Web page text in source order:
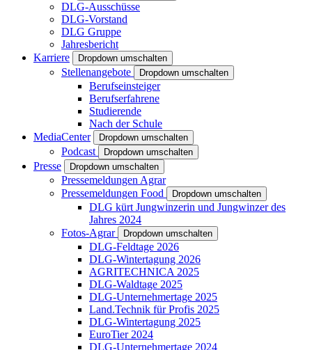
DLG-Ausschüsse
DLG-Vorstand
DLG Gruppe
Jahresbericht
Karriere
Dropdown umschalten
Stellenangebote Dropdown umschalten
Berufseinsteiger
Berufserfahrene
Studierende
Nach der Schule
MediaCenter
Dropdown umschalten
Podcast Dropdown umschalten
Presse Dropdown umschalten
Pressemeldungen Agrar
Pressemeldungen Food
Dropdown umschalten
DLG kürt Jungwinzerin und Jungwinzer des
Jahres 2024
Fotos-Agrar
Dropdown umschalten
DLG-Feldtage 2026
DLG-Wintertagung 2026
AGRITECHNICA 2025
DLG-Waldtage 2025
DLG-Unternehmertage 2025
Land.Technik für Profis 2025
DLG-Wintertagung 2025
EuroTier 2024
DLG-Unternehmertage 2024